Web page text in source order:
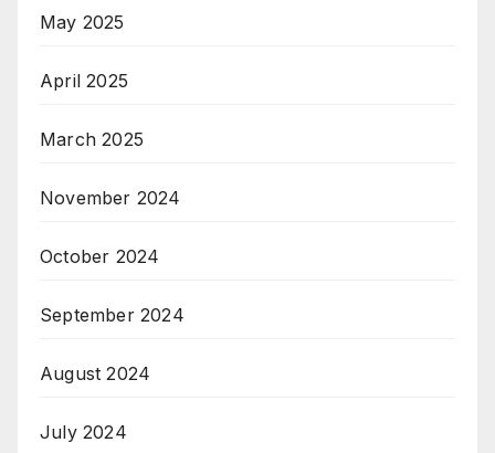
May 2025
April 2025
March 2025
November 2024
October 2024
September 2024
August 2024
July 2024